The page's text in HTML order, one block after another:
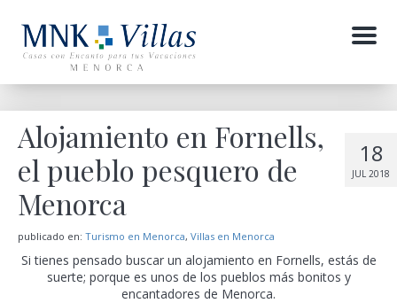
Menu
18
JUL 2018
Alojamiento en Fornells,
el pueblo pesquero de
Menorca
publicado en: Turismo en Menorca, Villas en Menorca
Si tienes pensado buscar un alojamiento en Fornells, estás de
suerte; porque es unos de los pueblos más bonitos y
encantadores de Menorca.